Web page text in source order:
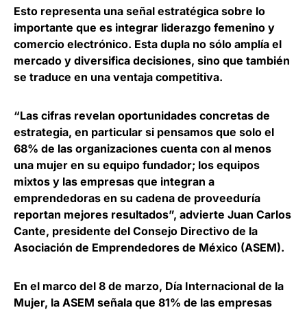
Esto representa una señal estratégica sobre lo
importante que es integrar liderazgo femenino y
comercio electrónico. Esta dupla no sólo amplía el
mercado y diversifica decisiones, sino que también
se traduce en una ventaja competitiva.
“Las cifras revelan oportunidades concretas de
estrategia, en particular si pensamos que solo el
68% de las organizaciones cuenta con al menos
una mujer en su equipo fundador; los equipos
mixtos y las empresas que integran a
emprendedoras en su cadena de proveeduría
reportan mejores resultados”, advierte Juan Carlos
Cante, presidente del Consejo Directivo de la
Asociación de Emprendedores de México (ASEM).
En el marco del 8 de marzo, Día Internacional de la
Mujer, la ASEM señala que 81% de las empresas